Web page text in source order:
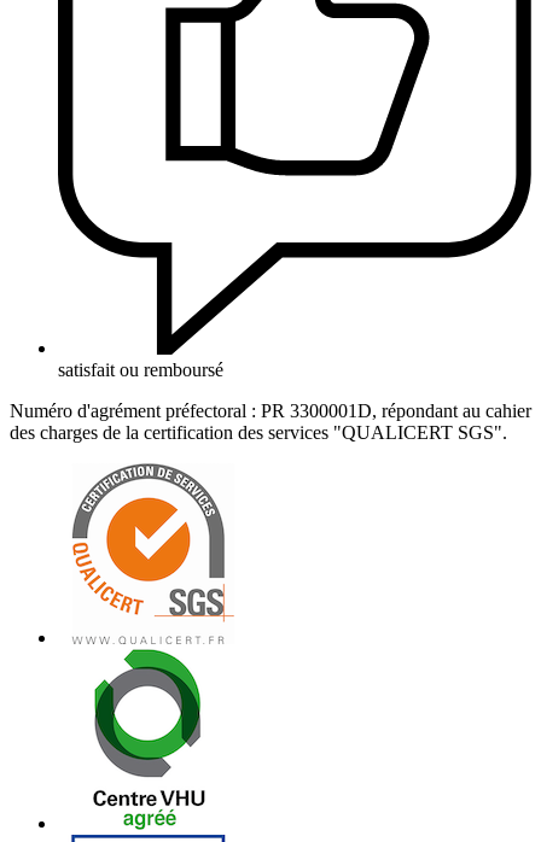
satisfait ou remboursé
Numéro d'agrément préfectoral : PR 3300001D, répondant au cahier
des charges de la certification des services "QUALICERT SGS".